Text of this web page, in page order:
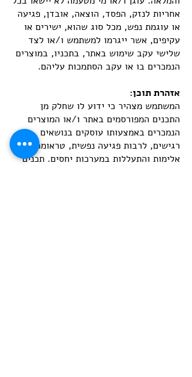
אחריות לנזק, הפסד, הוצאה, אובדן, פגיעה
או עוגמת נפש, מכל סוג שהוא, ישירים או
עקיפים, אשר ייגרמו למשתמש ו/או לצד
שלישי עקב שימוש באתר, בתכניו, במוצרים
הנמכרים בו או עקב הסתמכות עליהם.
אזהרת תוכן:
המשתמש מצהיר כי ידוע לו שחלק מן
התכנים המפורסמים באתר ו/או המוצרים
הנמכרים באמצעותו עוסקים בנושאים
רגישים, לרבות פגיעה נפשית, טראומה,
אלימות והתעללות במערכות יחסים. תכנים